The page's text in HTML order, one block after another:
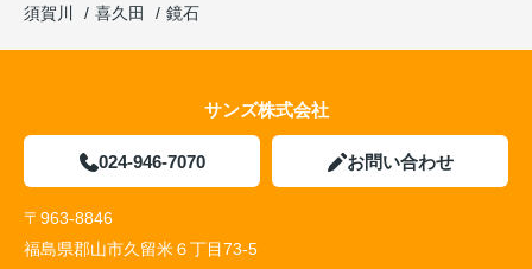
須賀川
喜久田 鏡石
サンズ株式会社
024-946-7070 お問い合わせ
〒963-8846
福島県郡山市久留米６丁目73-5